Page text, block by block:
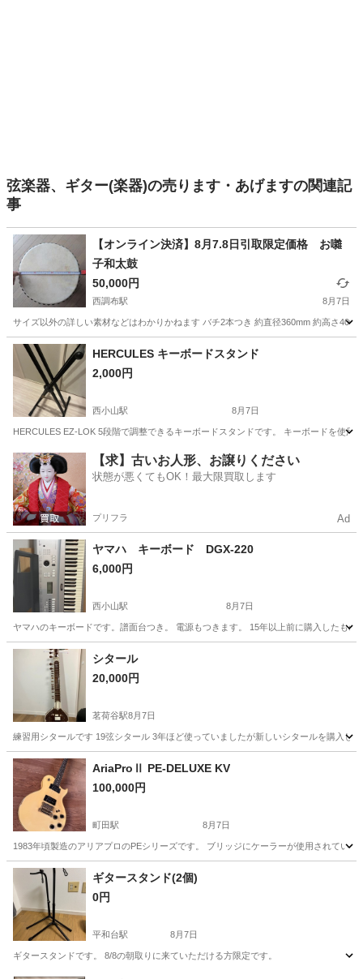
弦楽器、ギター(楽器)の売ります・あげますの関連記
事
【オンライン決済】8月7.8日引取限定価格 お囃
子和太鼓
50,000円
西調布駅 8月7日
サイズ以外の詳しい素材などはわかりかねます バチ2本つき 約直径360mm 約高さ
東京 三鷹市 打楽器、ドラム お囃子
HERCULES キーボードスタンド
2,000円
西小山駅 8月7日
HERCULES EZ-LOK 5段階で調整できるキーボードスタンドです。 キーボードを使用
東京 目黒区 西小山駅 アクセサリー
【求】古いお人形、お譲りください
状態が悪くてもOK！最大限買取します
プリフラ Ad
ヤマハ キーボード DGX-220
6,000円
西小山駅 8月7日
ヤマハのキーボードです。譜面台つき。 電源もつきます。 15年以上前に購入したも
東京 目黒区 西小山駅
シタール
20,000円
茗荷谷駅8月7日
練習用シタールです 19弦シタール 3年ほど使っていましたが新しいシタールを購入
東京 文京区 茗荷谷駅
AriaProⅡ PE-DELUXE KV
100,000円
町田駅 8月7日
1983年頃製造のアリアプロのPEシリーズです。 ブリッジにケーラーが使用されてい
東京 町田市 町田駅 弦楽器、ギター
ギタースタンド(2個)
0円
平和台駅 8月7日
ギタースタンドです。 8/8の朝取りに来ていただける方限定です。